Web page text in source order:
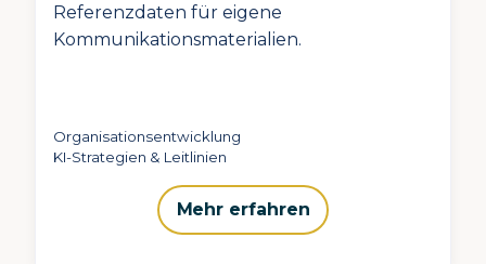
Referenzdaten für eigene
Kommunikationsmaterialien.
Organisationsentwicklung
KI-Strategien & Leitlinien
Mehr erfahren